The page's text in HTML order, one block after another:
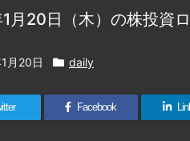
月20日（木）の株投資
月20日 daily
Facebook